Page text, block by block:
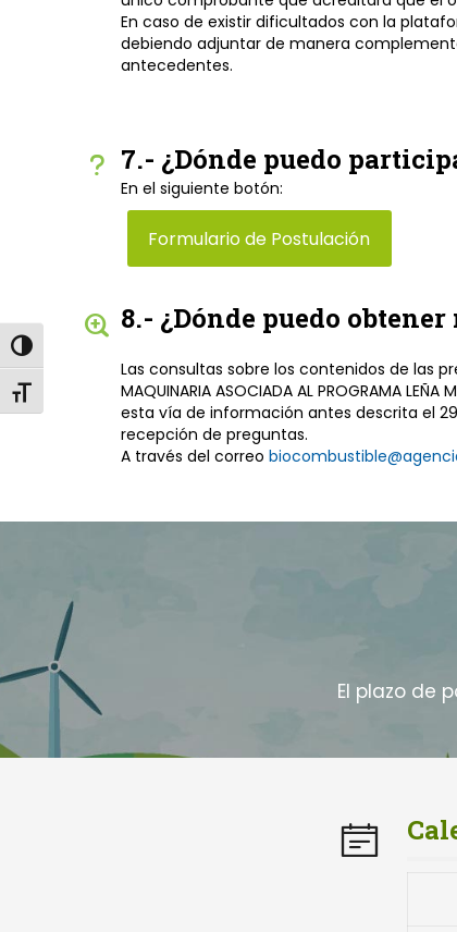
Alternar alto contraste
Alternar tamaño de letra
En caso de existir dificultados con la
debiendo adjuntar de manera
antecedentes.
7.- ¿Dónde puedo
En el siguiente botón:
Formulario de Postulación
8.- ¿Dónde puedo
Las consultas sobre los contenidos de las
MAQUINARIA ASOCIADA AL PROGRAMA
esta vía de información antes descrita el
recepción de preguntas.
A través del correo
El plazo de